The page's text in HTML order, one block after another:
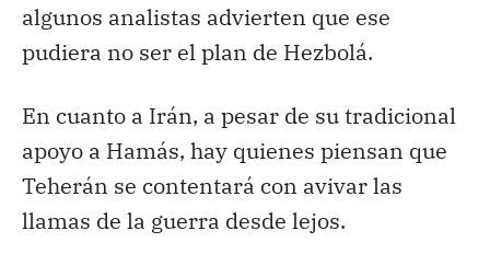
algunos analistas advierten que ese
pudiera no ser el plan de Hezbolá.
En cuanto a Irán, a pesar de su tradicional
apoyo a Hamás, hay quienes piensan que
Teherán se contentará con avivar las
llamas de la guerra desde lejos.